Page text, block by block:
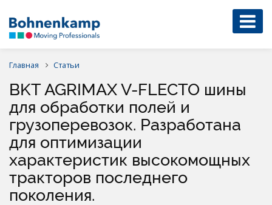
Главная Статьи
BKT AGRIMAX V-FLECTO шины
для обработки полей и
грузоперевозок. Разработана
для оптимизации
характеристик высокомощных
тракторов последнего
поколения.